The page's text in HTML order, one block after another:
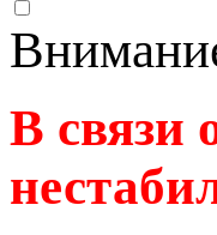
В связи